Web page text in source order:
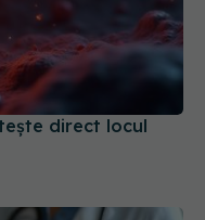
direct locul